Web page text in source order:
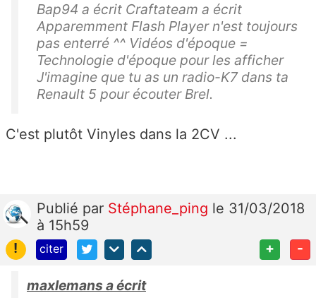
Bap94 a écrit Craftateam a écrit
Apparemment Flash Player n'est toujours
pas enterré ^^ Vidéos d'époque =
Technologie d'époque pour les afficher
J'imagine que tu as un radio-K7 dans ta
Renault 5 pour écouter Brel.
C'est plutôt Vinyles dans la 2CV ...
Publié par Stéphane_ping le 31/03/2018
à 15h59
!
citer + -
maxlemans a écrit